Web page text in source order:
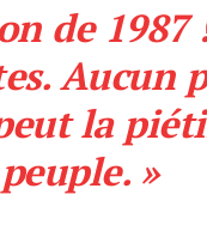
de 1987
Aucun
la
»